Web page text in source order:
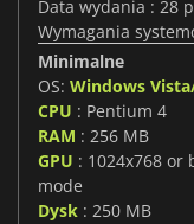
Data wydania : 28
Wymagania
Minimalne
OS: Windows
CPU : Pentium 4
RAM : 256 MB
GPU : 1024x768
mode
Dysk : 250 MB